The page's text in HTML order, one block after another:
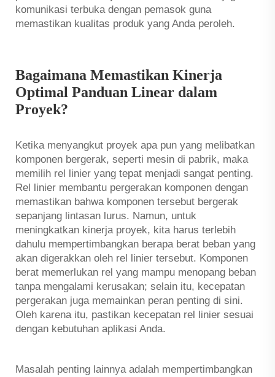
komunikasi terbuka dengan pemasok guna
memastikan kualitas produk yang Anda peroleh.
Bagaimana Memastikan Kinerja
Optimal Panduan Linear dalam
Proyek?
Ketika menyangkut proyek apa pun yang melibatkan
komponen bergerak, seperti mesin di pabrik, maka
memilih rel linier yang tepat menjadi sangat penting.
Rel linier membantu pergerakan komponen dengan
memastikan bahwa komponen tersebut bergerak
sepanjang lintasan lurus. Namun, untuk
meningkatkan kinerja proyek, kita harus terlebih
dahulu mempertimbangkan berapa berat beban yang
akan digerakkan oleh rel linier tersebut. Komponen
berat memerlukan rel yang mampu menopang beban
tanpa mengalami kerusakan; selain itu, kecepatan
pergerakan juga memainkan peran penting di sini.
Oleh karena itu, pastikan kecepatan rel linier sesuai
dengan kebutuhan aplikasi Anda.
Masalah penting lainnya adalah mempertimbangkan